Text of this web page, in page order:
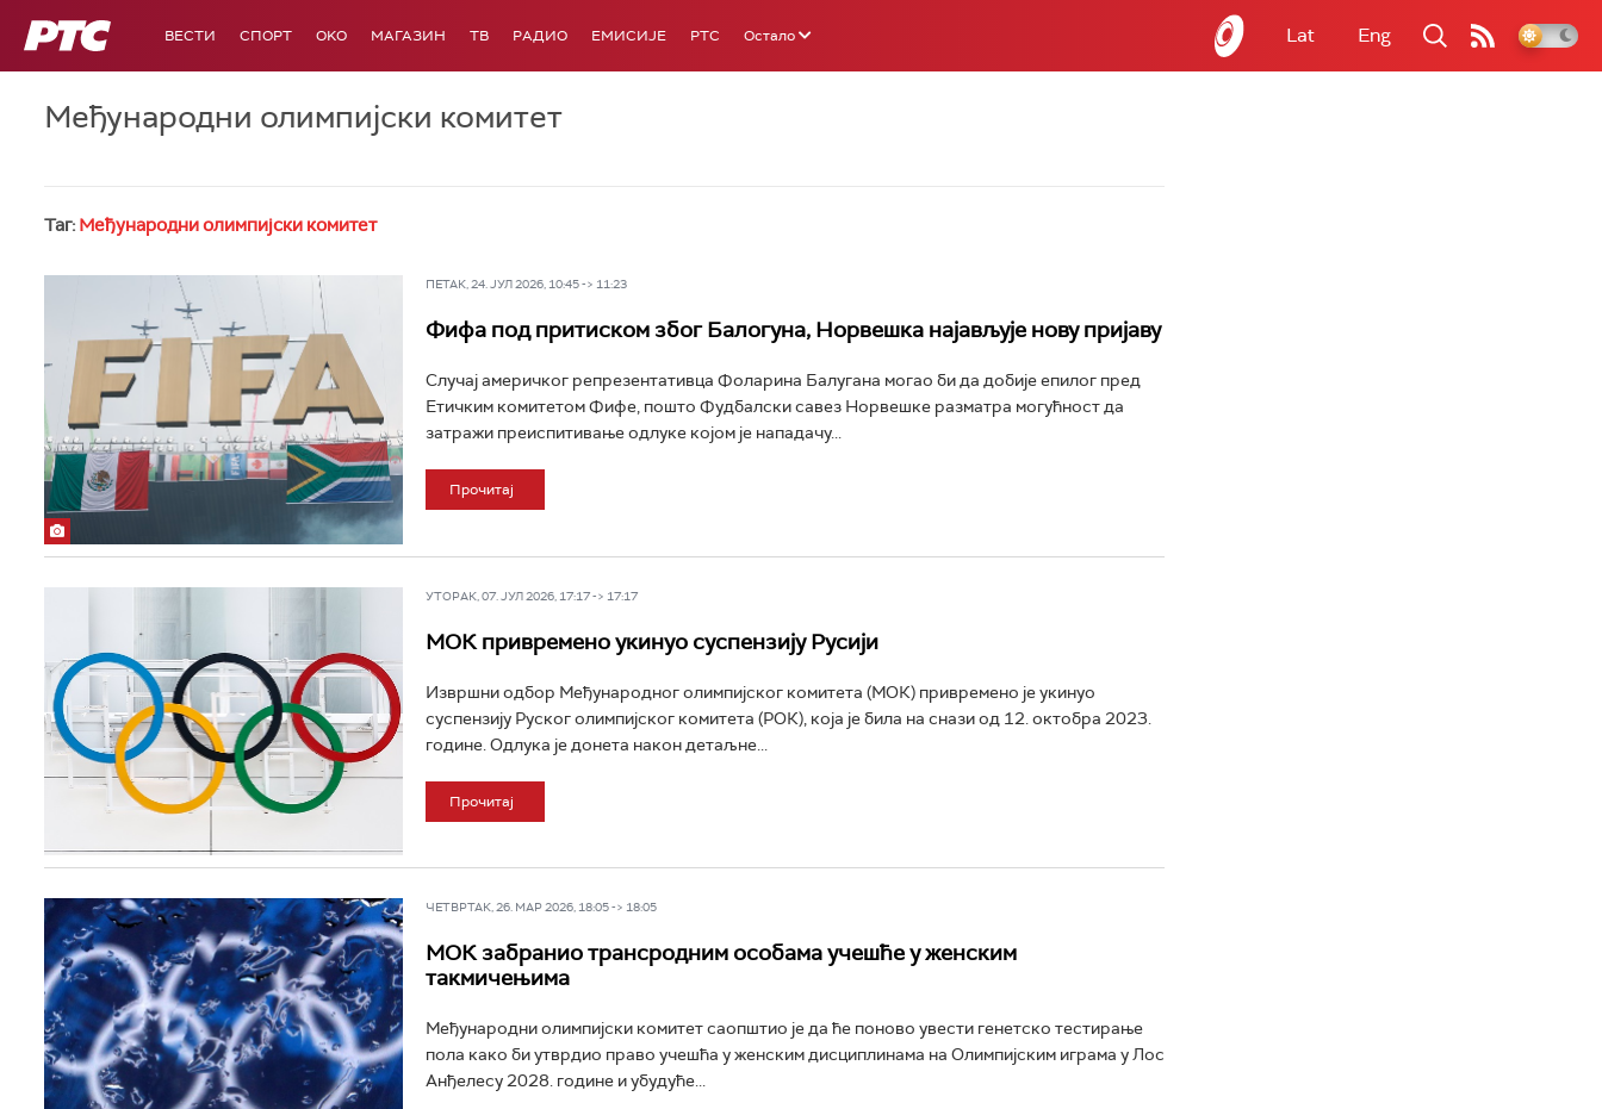
РТС ВЕСТИ СПОРТ OKO МАГАЗИН ТВ РАДИО ЕМИСИЈЕ РТС Остало Lat Eng
Међународни олимпијски комитет
Таг: Међународни олимпијски комитет
ПЕТАК, 24. ЈУЛ 2026, 10:45 -> 11:23
Фифа под притиском због Балогуна, Норвешка најављује нову пријаву
Случај америчког репрезентативца Фоларина Балугана могао би да добије епилог пред
Етичким комитетом Фифе, пошто Фудбалски савез Норвешке разматра могућност да
затражи преиспитивање одлуке којом је нападачу...
Прочитај
УТОРАК, 07. ЈУЛ 2026, 17:17 -> 17:17
МОК привремено укинуо суспензију Русији
Извршни одбор Међународног олимпијског комитета (МОК) привремено је укинуо
суспензију Руског олимпијског комитета (РОК), која је била на снази од 12. октобра 2023.
године. Одлука је донета након детаљне...
Прочитај
ЧЕТВРТАК, 26. МАР 2026, 18:05 -> 18:05
МОК забранио трансродним особама учешће у женским
такмичењима
Међународни олимпијски комитет саопштио је да ће поново увести генетско тестирање
пола како би утврдио право учешћа у женским дисциплинама на Олимпијским играма у Лос
Анђелесу 2028. године и убудуће...